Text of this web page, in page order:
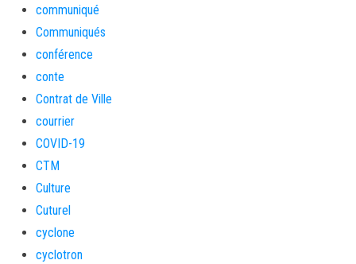
communiqué
Communiqués
conférence
conte
Contrat de Ville
courrier
COVID-19
CTM
Culture
Cuturel
cyclone
cyclotron